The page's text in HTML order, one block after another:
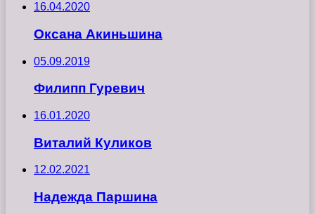
16.04.2020
Оксана Акиньшина
05.09.2019
Филипп Гуревич
16.01.2020
Виталий Куликов
12.02.2021
Надежда Паршина